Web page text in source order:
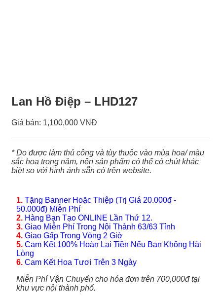
Lan Hồ Điệp – LHD127
Giá bán: 1,100,000 VNĐ
* Do được làm thủ công và tùy thuộc vào mùa hoa/ màu
sắc hoa trong năm, nên sản phẩm có thể có chút khác
biệt so với hình ảnh sẵn có trên website.
1. Tặng Banner Hoặc Thiệp (Trị Giá 20.000đ -
50.000đ) Miễn Phí
2. Hàng Bạn Tạo ONLINE Lần Thứ 12.
3. Giao Miễn Phí Trong Nội Thành 63/63 Tỉnh
4. Giao Gấp Trong Vòng 2 Giờ
5. Cam Kết 100% Hoàn Lại Tiền Nếu Bạn Không Hài
Lòng
6. Cam Kết Hoa Tươi Trên 3 Ngày
Miễn Phí Vận Chuyển cho hóa đơn trên 700,000đ tại
khu vực nội thành phố.